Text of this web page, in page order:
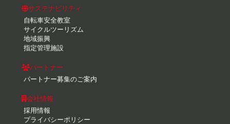
サステナビリティ
自転車安全教室
サイクルツーリズム
地域振興
指定管理施設
パートナー
パートナー募集のご案内
会社情報
採用情報
プライバシーポリシー